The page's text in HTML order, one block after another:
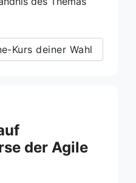
Kurs deiner Wahl
der Agile